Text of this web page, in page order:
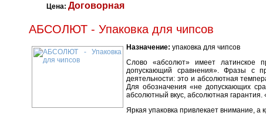
Цена: Договорная
АБСОЛЮТ - Упаковка для чипсов
Назначение: упаковка для чипсов
Слово «абсолют» имеет латинское
допускающий сравнения». Фразы с
деятельности: это и абсолютная
Для обозначения «не допускающих
абсолютный вкус, абсолютная
Яркая упаковка привлекает внимание, а